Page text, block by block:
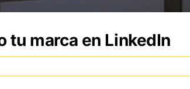
marca en LinkedIn